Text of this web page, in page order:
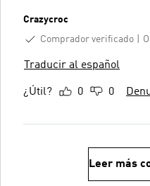
Crazycroc
Comprador verificado
Traducir al español
¿Útil? 0 0
Leer más